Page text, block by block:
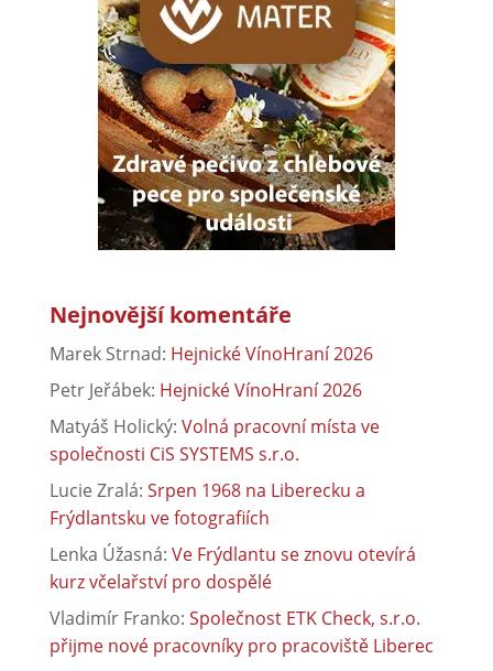
Nejnovější komentáře
Marek Strnad: Hejnické VínoHraní 2026
Petr Jeřábek: Hejnické VínoHraní 2026
Matyáš Holický: Volná pracovní místa ve
společnosti CiS SYSTEMS s.r.o.
Lucie Zralá: Srpen 1968 na Liberecku a
Frýdlantsku ve fotografiích
Lenka Úžasná: Ve Frýdlantu se znovu otevírá
kurz včelařství pro dospělé
Vladimír Franko: Společnost ETK Check, s.r.o.
přijme nové pracovníky pro pracoviště Liberec